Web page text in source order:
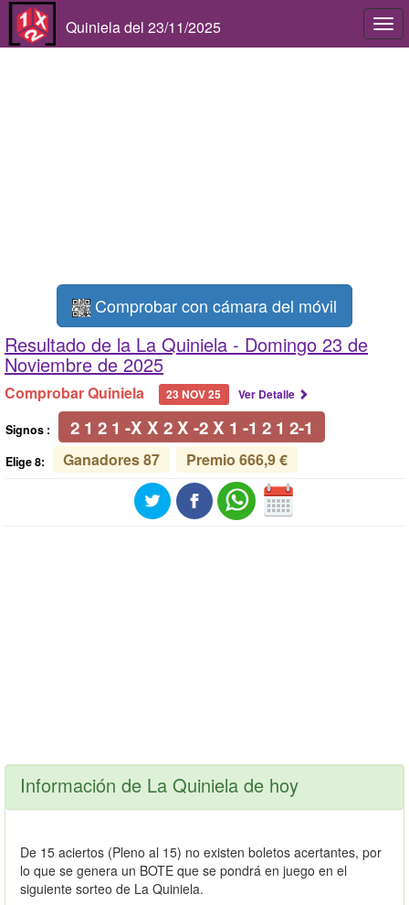
Quiniela del 23/11/2025
Comprobar con cámara del móvil
Resultado de la La Quiniela - Domingo 23 de
Noviembre de 2025
Comprobar Quiniela 23 NOV 25 Ver Detalle
Signos : 2 1 2 1 -X X 2 X -2 X 1 -1 2 1 2-1
Elige 8: Ganadores 87 Premio 666,9 €
Información de La Quiniela de hoy
De 15 aciertos (Pleno al 15) no existen boletos acertantes, por
lo que se genera un BOTE que se pondrá en juego en el
siguiente sorteo de La Quiniela.